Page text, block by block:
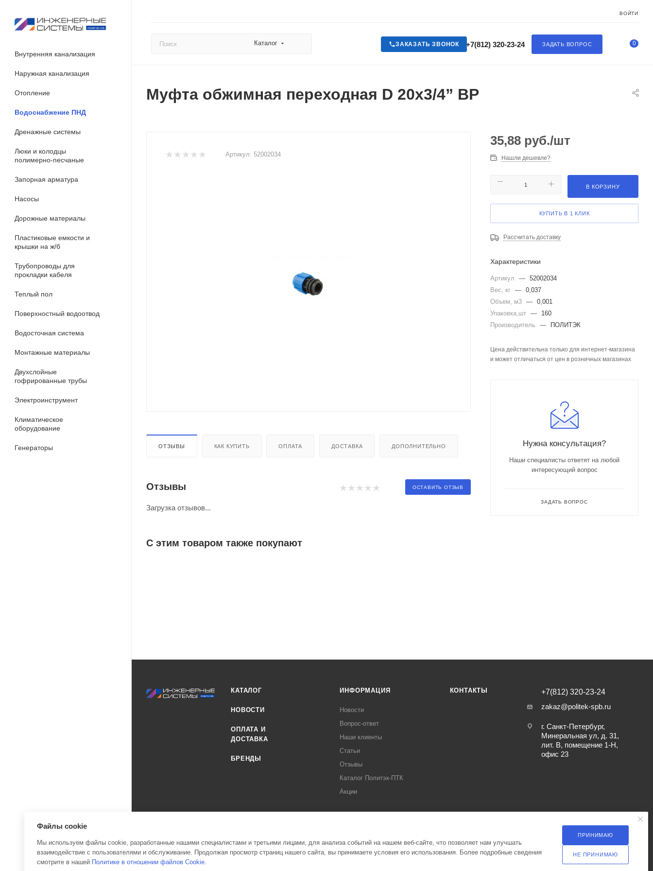
ВОЙТИ
Каталог ЗАДАТЬ ВОПРОС
+7(812) 320-23-24
ЗАКАЗАТЬ ЗВОНОК 0
Внутренняя канализация
Наружная канализация
Отопление
Водоснабжение ПНД
Дренажные системы
Люки и колодцы
полимерно-песчаные
Запорная арматура
Насосы
Дорожные материалы
Пластиковые емкости и
крышки на ж/б
Трубопроводы для
прокладки кабеля
Теплый пол
Поверхностный водоотвод
Водосточная система
Монтажные материалы
Двухслойные
гофрированные трубы
Электроинструмент
Климатическое
оборудование
Генераторы
Муфта обжимная переходная D 20х3/4” ВР
Артикул: 52002034
ОТЗЫВЫ КАК КУПИТЬ ОПЛАТА ДОСТАВКА ДОПОЛНИТЕЛЬНО
Отзывы ОСТАВИТЬ ОТЗЫВ
Загрузка отзывов...
С этим товаром также покупают
35,88 руб./шт
Нашли дешевле?
В КОРЗИНУ
КУПИТЬ В 1 КЛИК
Рассчитать доставку
Характеристики
Артикул — 52002034
Вес, кг — 0,037
Объем, м3 — 0,001
Упаковка,шт —
160
Производитель
— ПОЛИТЭК
Цена действительна только для интернет-магазина
и может отличаться от цен в розничных магазинах
Нужна консультация?
Наши специалисты ответят на любой
интересующий вопрос
ЗАДАТЬ ВОПРОС
КАТАЛОГ
НОВОСТИ
ОПЛАТА И
ДОСТАВКА
БРЕНДЫ
ИНФОРМАЦИЯ
Новости
Вопрос-ответ
Наши клиенты
Статьи
Отзывы
Каталог Политэк-ПТК
Акции
КОНТАКТЫ
+7(812) 320-23-24
zakaz@politek-spb.ru
г. Санкт-Петербург,
Минеральная ул, д. 31,
лит. В, помещение 1-Н,
офис 23
2026 © Инженерные системы Политэк СПБ Все права защищены Политика оператора в отношении обработки персональных данных
Файлы cookie
Мы используем файлы cookie, разработанные нашими специалистами и третьими лицами, для анализа событий на нашем веб-сайте, что позволяет нам улучшать
взаимодействие с пользователями и обслуживание. Продолжая просмотр страниц нашего сайта, вы принимаете условия его использования. Более подробные сведения
смотрите в нашей Политике в отношении файлов Cookie.
ПРИНИМАЮ
НЕ ПРИНИМАЮ